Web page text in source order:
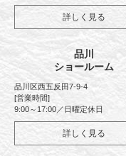
詳しく見る
品川
ショールーム
品川区西五反田7-9-4
[営業時間]
9:00～17:00／日曜定休日
詳しく見る